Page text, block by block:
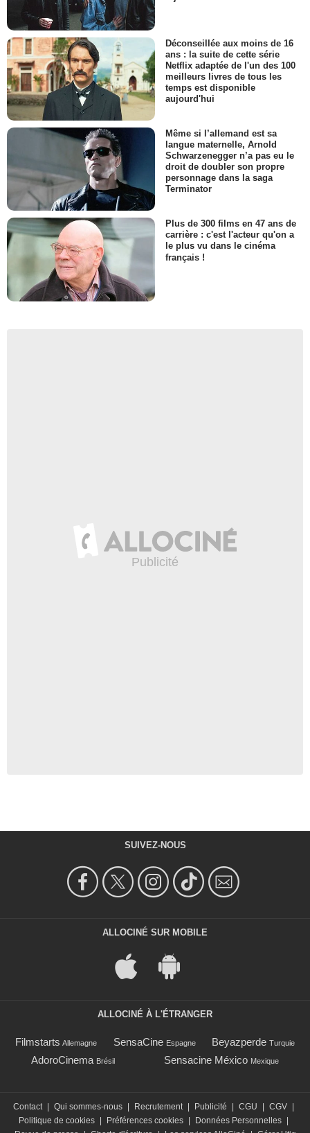
Déconseillée aux moins de 16
ans : la suite de cette série
Netflix adaptée de l'un des 100
meilleurs livres de tous les
temps est disponible
aujourd'hui
Même si l’allemand est sa
langue maternelle, Arnold
Schwarzenegger n’a pas eu le
droit de doubler son propre
personnage dans la saga
Terminator
Plus de 300 films en 47 ans de
carrière : c'est l'acteur qu'on a
le plus vu dans le cinéma
français !
SUIVEZ-NOUS
ALLOCINÉ SUR MOBILE
ALLOCINÉ À L'ÉTRANGER
Filmstarts Allemagne SensaCine Espagne Beyazperde Turquie
AdoroCinema Brésil Sensacine México Mexique
Contact | Qui sommes-nous | Recrutement | Publicité | CGU | CGV |
Politique de cookies | Préférences cookies | Données Personnelles |